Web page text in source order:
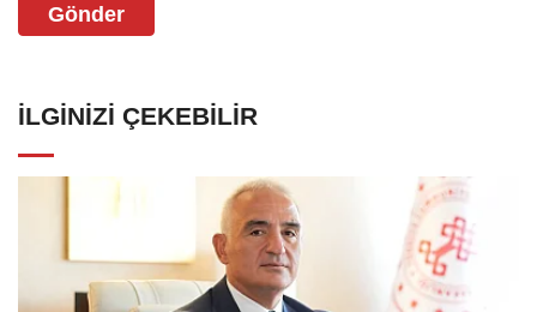
Gönder
İLGINIZI ÇEKEBILIR